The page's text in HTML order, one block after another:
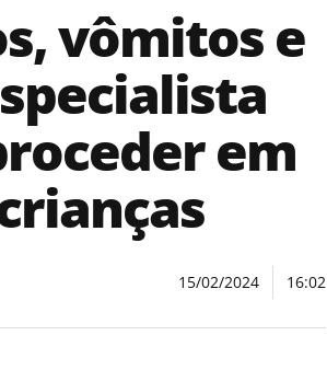
vômitos e
em
15/02/2024 16:02